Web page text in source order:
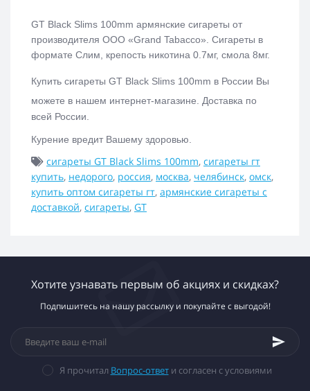
GT Black Slims 100mm армянские сигареты от
производителя ООО «Grand Tabacco». Сигареты в
формате Слим, крепость никотина 0.7мг, смола 8мг.
Купить сигареты GT Black Slims 100mm в России Вы
можете в нашем интернет-магазине. Доставка по
всей России.
Курение вредит Вашему здоровью.
сигареты GT Black Slims 100mm, сигареты гт
купить, недорого, россия, москва, челябинск, омск,
купить оптом сигареты гт, армянские сигареты с
доставкой, сигареты, GT
Хотите узнавать первым об акциях и скидках?
Подпишитесь на нашу рассылку и покупайте с выгодой!
Я прочитал Вопрос-ответи согласен с условиями